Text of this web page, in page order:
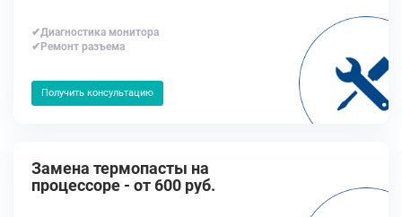
✔Диагностика монитора
✔Ремонт разъема
Получить консультацию
Замена термопасты на
процессоре - от 600 руб.